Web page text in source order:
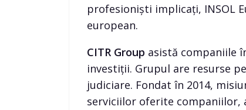
profesioniști implicați, INSOL
european.
CITR Group asistă companiile
investiții. Grupul are resurse
judiciare. Fondat în 2014,
serviciilor oferite companiilor,